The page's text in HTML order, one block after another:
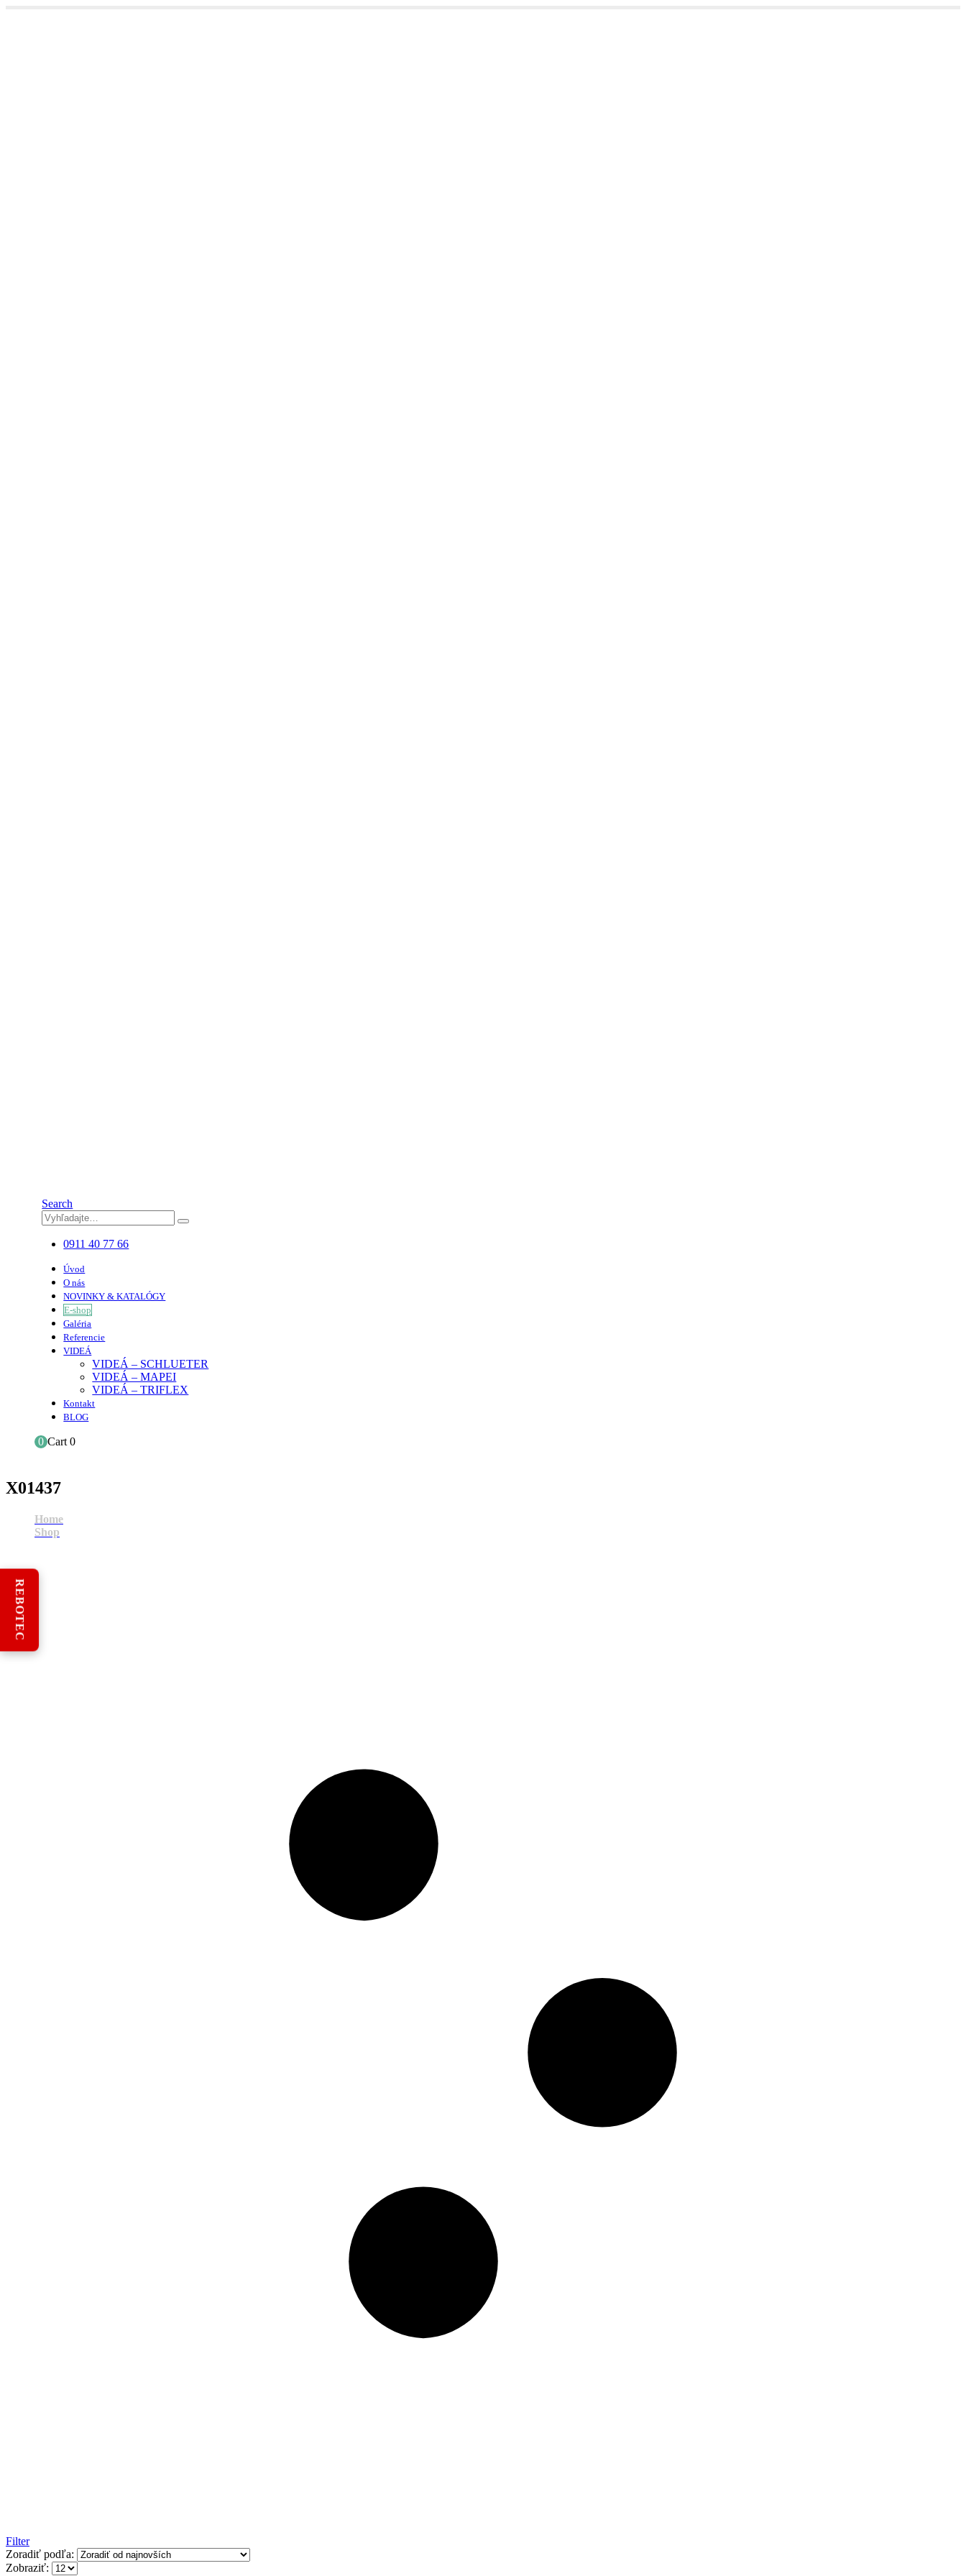
Search
0911 40 77 66
Úvod
O nás
NOVINKY & KATALÓGY
E-shop
Galéria
Referencie
VIDEÁ
VIDEÁ – SCHLUETER
VIDEÁ – MAPEI
VIDEÁ – TRIFLEX
Kontakt
BLOG
0 Cart0
X01437
Home
Shop
Filter
Zoradiť podľa:
Zobraziť:
REBOTEC